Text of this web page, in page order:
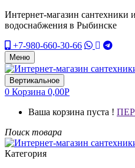
Интернет-магазин сантехники
водоснабжения в Рыбинске
+7-980-660-30-66
Меню
Вертикальное
0 Корзина 0,00Р
Ваша корзина пуста !
Поиск товара
Категория